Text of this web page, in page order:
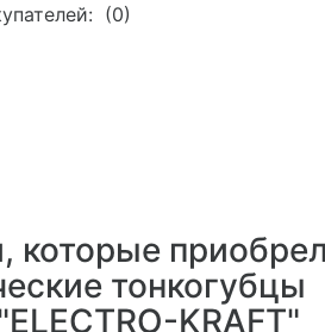
(0)
которые
тонкогубцы
KRAFT"